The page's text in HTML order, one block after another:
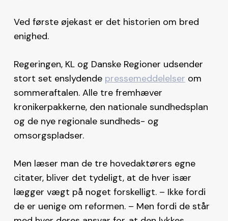
Ved første øjekast er det historien om bred
enighed.
Regeringen, KL og Danske Regioner udsender
stort set enslydende pressemeddelelser om
sommeraftalen. Alle tre fremhæver
kronikerpakkerne, den nationale sundhedsplan
og de nye regionale sundheds- og
omsorgspladser.
Men læser man de tre hovedaktørers egne
citater, bliver det tydeligt, at de hver især
lægger vægt på noget forskelligt. – Ikke fordi
de er uenige om reformen. – Men fordi de står